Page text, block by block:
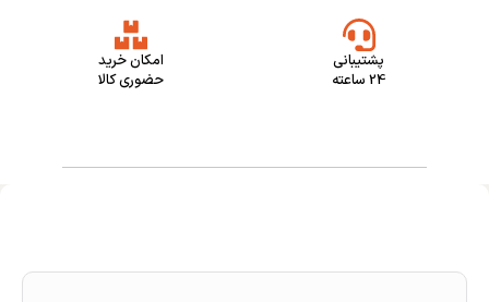
پشتیبانی
24 ساعته
امکان خرید
حضوری کالا